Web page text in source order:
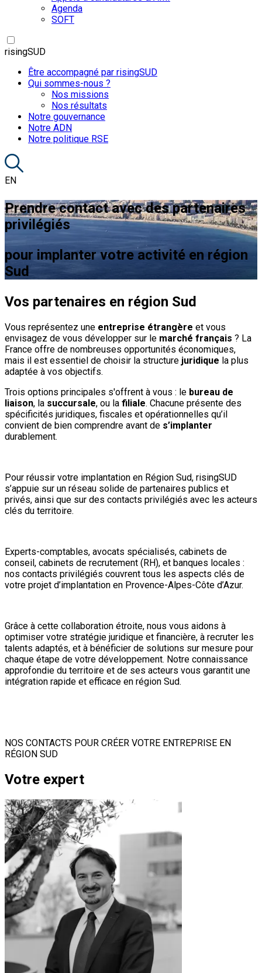
Agenda
SOFT
risingSUD
Être accompagné par risingSUD
Qui sommes-nous ?
Nos missions
Nos résultats
Notre gouvernance
Notre ADN
Notre politique RSE
EN
Prendre contact avec des partenaires
privilégiés
pour implanter votre activité en région
Sud
Vos partenaires en région Sud
Vous représentez une entreprise étrangère et vous
envisagez de vous développer sur le marché français ? La
France offre de nombreuses opportunités économiques,
mais il est essentiel de choisir la structure juridique la plus
adaptée à vos objectifs.
Trois options principales s'offrent à vous : le bureau de
liaison, la succursale, ou la filiale. Chacune présente des
spécificités juridiques, fiscales et opérationnelles qu’il
convient de bien comprendre avant de s’implanter
durablement.
Pour réussir votre implantation en Région Sud, risingSUD
s’appuie sur un réseau solide de partenaires publics et
privés, ainsi que sur des contacts privilégiés avec les acteurs
clés du territoire.
Experts-comptables, avocats spécialisés, cabinets de
conseil, cabinets de recrutement (RH), et banques locales :
nos contacts privilégiés couvrent tous les aspects clés de
votre projet d’implantation en Provence-Alpes-Côte d’Azur.
Grâce à cette collaboration étroite, nous vous aidons à
optimiser votre stratégie juridique et financière, à recruter les
talents adaptés, et à bénéficier de solutions sur mesure pour
chaque étape de votre développement. Notre connaissance
approfondie du territoire et de ses acteurs vous garantit une
intégration rapide et efficace en région Sud.
NOS CONTACTS POUR CRÉER VOTRE ENTREPRISE EN
RÉGION SUD
Votre expert